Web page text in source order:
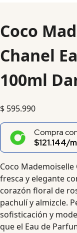
Coco
Chanel
100ml
$ 595.990
Compra
$121.144/
Coco Mademoiselle
fresca y elegante
corazón floral de
pachulí y almizcle.
sofisticación y
que el Eau de